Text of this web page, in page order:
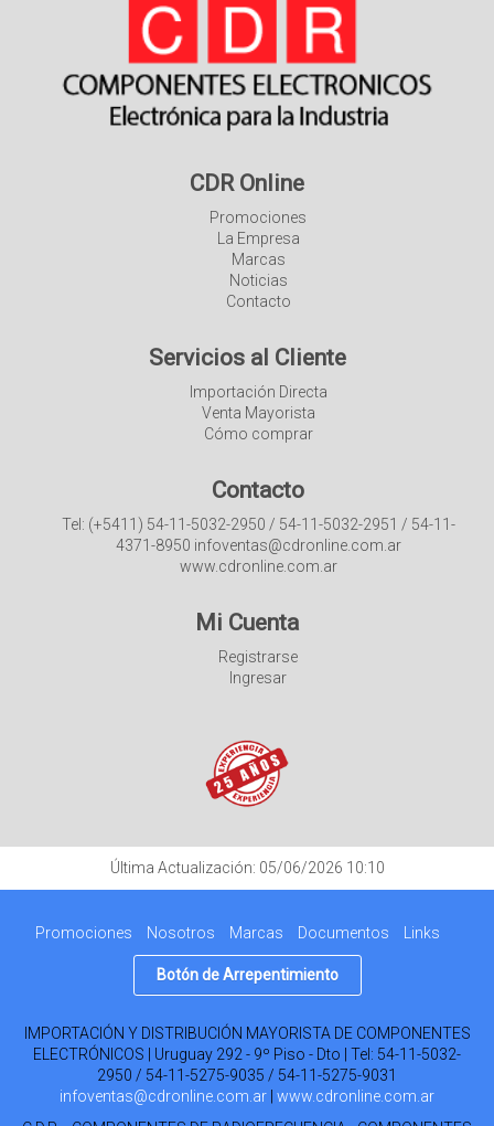
CDR Online
Promociones
La Empresa
Marcas
Noticias
Contacto
Servicios al Cliente
Importación Directa
Venta Mayorista
Cómo comprar
Contacto
Tel: (+5411) 54-11-5032-2950 / 54-11-5032-2951 / 54-11-
4371-8950 infoventas@cdronline.com.ar
www.cdronline.com.ar
Mi Cuenta
Registrarse
Ingresar
Última Actualización: 05/06/2026 10:10
Promociones Nosotros Marcas Documentos Links
Botón de Arrepentimiento
IMPORTACIÓN Y DISTRIBUCIÓN MAYORISTA DE COMPONENTES
ELECTRÓNICOS | Uruguay 292 - 9º Piso - Dto | Tel: 54-11-5032-
2950 / 54-11-5275-9035 / 54-11-5275-9031
infoventas@cdronline.com.ar www.cdronline.com.ar